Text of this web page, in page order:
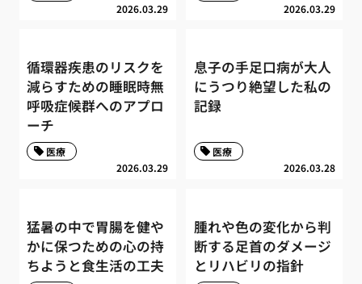
2026.03.29 2026.03.29
循環器疾患のリスクを
減らすための睡眠時無
呼吸症候群へのアプロ
ーチ
2026.03.29
医療
息子の手足口病が大人
にうつり絶望した私の
記録
2026.03.28
医療
猛暑の中で胃腸を健や
かに保つための心の持
ちようと食生活の工夫
腫れや色の変化から判
断する足首のダメージ
とリハビリの指針